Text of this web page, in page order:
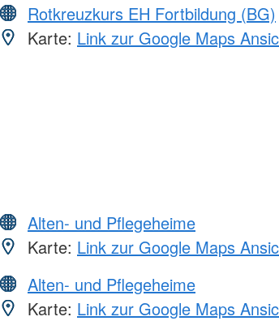
Rotkreuzkurs EH Fortbildung (BG)
Karte: Link zur Google Maps
Alten- und Pflegeheime
Karte: Link zur Google Maps
Alten- und Pflegeheime
Karte: Link zur Google Maps